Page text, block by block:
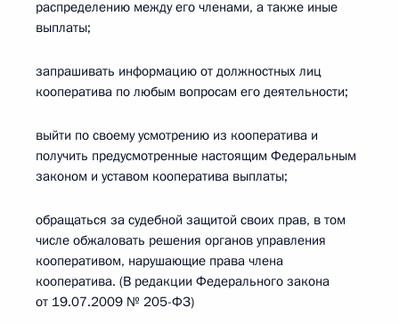
распределению между его членами, а также иные
выплаты;
запрашивать информацию от должностных лиц
кооператива по любым вопросам его деятельности;
выйти по своему усмотрению из кооператива и
получить предусмотренные настоящим Федеральным
законом и уставом кооператива выплаты;
обращаться за судебной защитой своих прав, в том
числе обжаловать решения органов управления
кооперативом, нарушающие права члена
кооператива. (В редакции Федерального закона
от 19.07.2009 № 205-ФЗ)